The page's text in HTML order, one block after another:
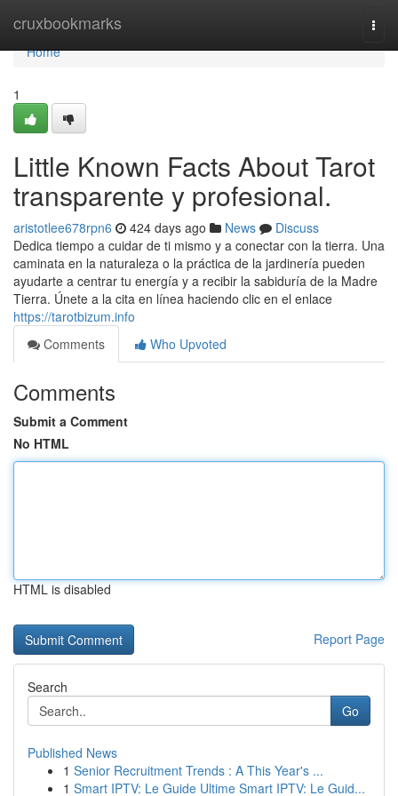
cruxbookmarks
Home
Home
1
Little Known Facts About Tarot
transparente y profesional.
aristotlee678rpn6 424 days ago News
Discuss
Dedica tiempo a cuidar de ti mismo y a conectar con la tierra. Una
caminata en la naturaleza o la práctica de la jardinería pueden
ayudarte a centrar tu energía y a recibir la sabiduría de la Madre
Tierra. Únete a la cita en línea haciendo clic en el enlace
https://tarotbizum.info
Comments
Who Upvoted
Comments
Submit a Comment
No HTML
HTML is disabled
Report Page
Search
Go
Published News
1 Senior Recruitment Trends : A This Year's ...
1 Smart IPTV: Le Guide Ultime Smart IPTV: Le Guid...